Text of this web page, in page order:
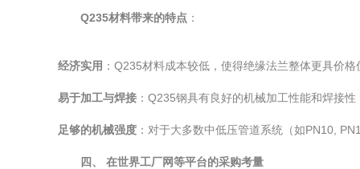
Q235材料带来的特点 ：
经济实用 ：Q235材料成本较低，使得绝缘法兰整体更具价
易于加工与焊接 ：Q235钢具有良好的机械加工性能和焊接
足够的机械强度 ：对于大多数中低压管道系统（如PN10,
四、 在世界工厂网等平台的采购考量